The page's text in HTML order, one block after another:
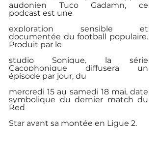
audonien Tuco Gadamn, ce
podcast est une
exploration sensible et
documentée du football populaire.
Produit par le
studio Sonique, la série
Cacophonique diffusera un
épisode par jour, du
mercredi 15 au samedi 18 mai, date
symbolique du dernier match du
Red
Star avant sa montée en Ligue 2.